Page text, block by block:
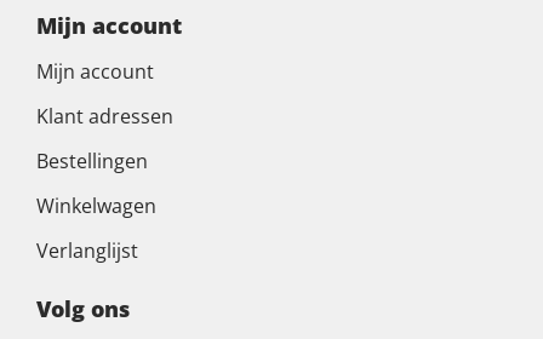
Mijn account
Mijn account
Klant adressen
Bestellingen
Winkelwagen
Verlanglijst
Volg ons